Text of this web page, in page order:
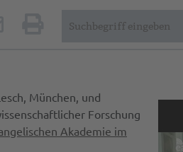
München, und
Forschung
Akademie im